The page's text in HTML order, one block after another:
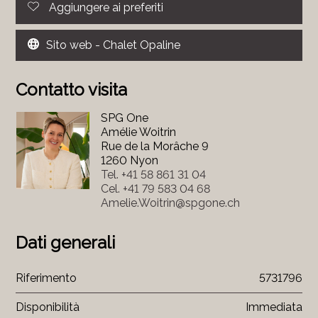
Aggiungere ai preferiti
Sito web - Chalet Opaline
Contatto visita
SPG One
Amélie Woitrin
Rue de la Morâche 9
1260 Nyon
Tel. +41 58 861 31 04
Cel. +41 79 583 04 68
Amelie.Woitrin@spgone.ch
Dati generali
Riferimento 5731796
Disponibilità Immediata